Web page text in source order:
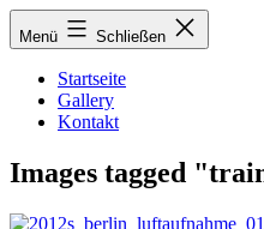
Zum
Inhalt
Menü Schließen
Startseite
Gallery
Kontakt
Images tagged